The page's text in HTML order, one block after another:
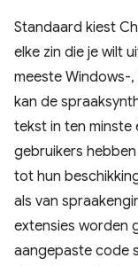
Standaard kiest
elke zin die je wilt
meeste Windows-
kan de
tekst in ten minste
gebruikers
tot hun
als van
extensies worden
aangepaste code